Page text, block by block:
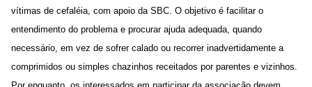
vítimas de cefaléia, com apoio da SBC. O objetivo é facilitar o
entendimento do problema e procurar ajuda adequada, quando
necessário, em vez de sofrer calado ou recorrer inadvertidamente a
comprimidos ou simples chazinhos receitados por parentes e vizinhos.